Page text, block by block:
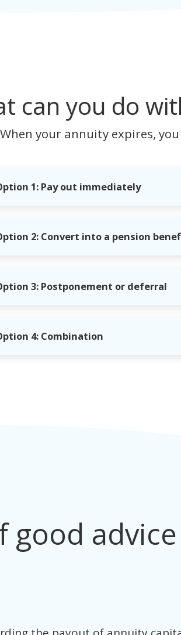
can you do
When your annuity expires,
1: Pay out immediately
2: Convert into a pension
3: Postponement or deferral
4: Combination
good